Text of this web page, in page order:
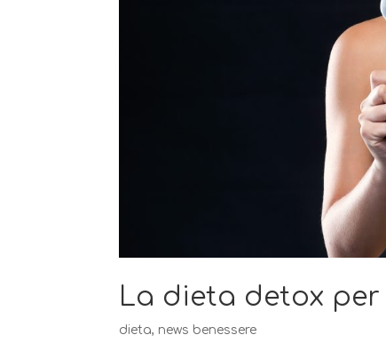
La dieta detox
dieta, news benessere